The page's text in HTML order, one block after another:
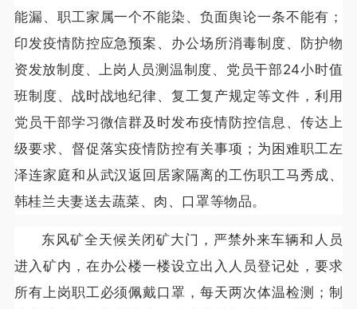
能漏、职工家属一个不能染、负面舆论一条不能有；
印发疫情防控应急预案、办公场所消毒制度、防护物
资发放制度、上岗人员测温制度、党员干部24小时值
班制度、战时战地纪律、复工复产规定等文件，利用
党员干部学习微信群及时发布疫情防控信息、传达上
级要求、督促落实疫情防控有关事项；为困难职工左
泽连家庭和从武汉返回居家隔离的工伤职工马秀成、
韩桂兰夫妻送去蔬菜、肉、口罩等物品。
东风矿全天候关闭矿大门，严禁外来车辆和人员
进入矿内，在办公楼一楼设立出入人员登记处，要求
所有上岗职工必须佩戴口罩，每天两次体温检测；制